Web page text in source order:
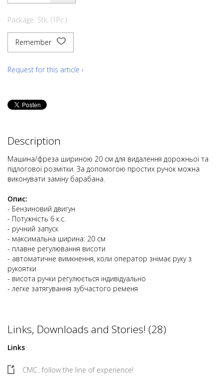
Package: Stk. (1Pc.)
Remember
Request for this article ›
Description
Машина/фреза шириною 20 см для видалення дорожньої та
підлогової розмітки. За допомогою простих ручок можна
виконувати заміну барабана.
Опис:
- Бензиновий двигун
- Потужність 6 к.с.
- ручний запуск
- максимальна ширина: 20 см
- плавне регулювання висоти
- автоматичне вимкнення, коли оператор знімає руку з
рукоятки
- висота ручки регулюється індивідуально
- легке затягування зубчастого ременя
Links, Downloads and Stories! (28)
Links
CMC...follow the line of experience!